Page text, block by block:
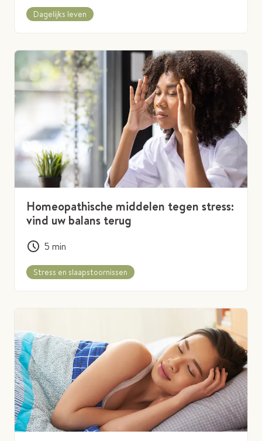
Dagelijks leven
Homeopathische middelen tegen stress:
vind uw balans terug
5 min
Stress en slaapstoornissen